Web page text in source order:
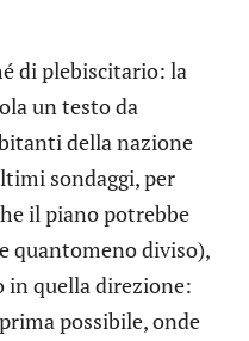
di plebiscitario: la
un testo da
della nazione
sondaggi, per
il piano potrebbe
quantomeno diviso),
in quella direzione:
possibile, onde